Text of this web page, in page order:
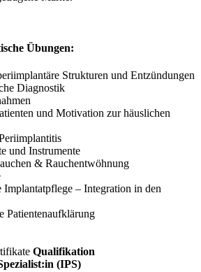
Übungen:
Strukturen und Entzündungen
Diagnostik
und Motivation zur häuslichen
und Instrumente
& Rauchentwöhnung
Implantatpflege – Integration in den
Patientenaufklärung
Qualifikation
(IPS)